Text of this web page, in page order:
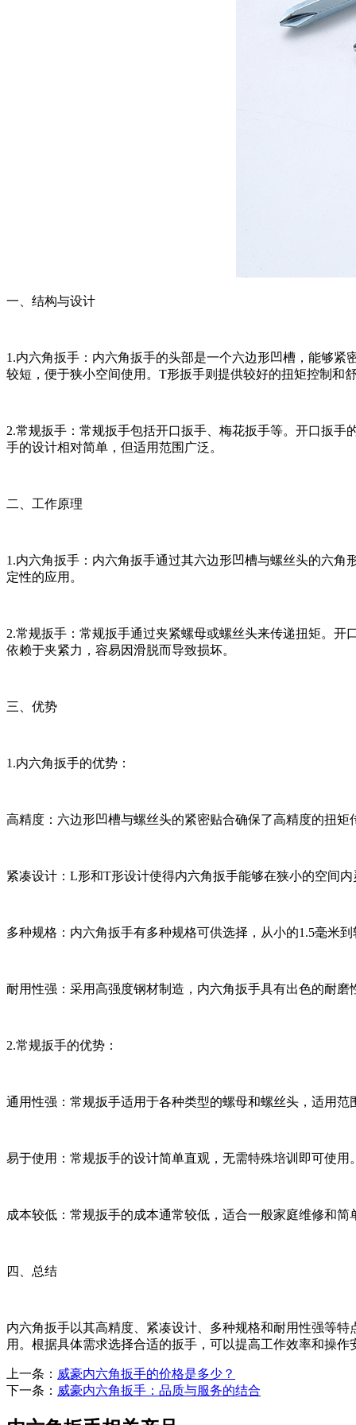
一、结构与设计
1.内六角扳手：内六角扳手的头部是一个六边形凹槽，能够
较短，便于狭小空间使用。T形扳手则提供较好的扭矩控制和
2.常规扳手：常规扳手包括开口扳手、梅花扳手等。开口扳
手的设计相对简单，但适用范围广泛。
二、工作原理
1.内六角扳手：内六角扳手通过其六边形凹槽与螺丝头的六
定性的应用。
2.常规扳手：常规扳手通过夹紧螺母或螺丝头来传递扭矩。
依赖于夹紧力，容易因滑脱而导致损坏。
三、优势
1.内六角扳手的优势：
高精度：六边形凹槽与螺丝头的紧密贴合确保了高精度的扭矩
紧凑设计：L形和T形设计使得内六角扳手能够在狭小的空间
多种规格：内六角扳手有多种规格可供选择，从小的1.5毫米
耐用性强：采用高强度钢材制造，内六角扳手具有出色的耐磨
2.常规扳手的优势：
通用性强：常规扳手适用于各种类型的螺母和螺丝头，适用范
易于使用：常规扳手的设计简单直观，无需特殊培训即可使用
成本较低：常规扳手的成本通常较低，适合一般家庭维修和简
四、总结
内六角扳手以其高精度、紧凑设计、多种规格和耐用性强等
用。根据具体需求选择合适的扳手，可以提高工作效率和操作
上一条： 威豪内六角扳手的价格是多少？
下一条： 威豪内六角扳手：品质与服务的结合